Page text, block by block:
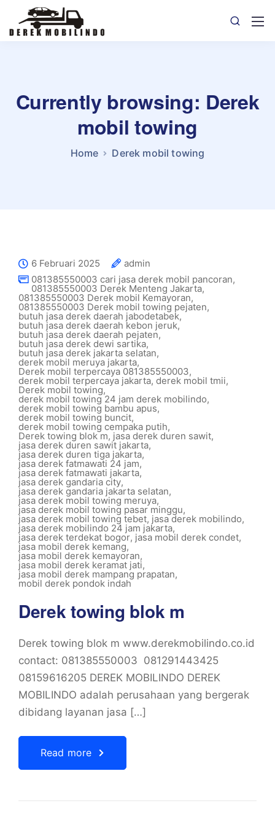
Currently browsing: Derek
mobil towing
Home Derek mobil towing
6 Februari 2025
admin
081385550003 cari jasa derek mobil pancoran,
081385550003 Derek Menteng Jakarta,
081385550003 Derek mobil Kemayoran,
081385550003 Derek mobil towing pejaten,
butuh jasa derek daerah jabodetabek,
butuh jasa derek daerah kebon jeruk,
butuh jasa derek daerah pejaten,
butuh jasa derek dewi sartika,
butuh jasa derek jakarta selatan,
derek mobil meruya jakarta,
Derek mobil terpercaya 081385550003,
derek mobil terpercaya jakarta, derek mobil tmii,
Derek mobil towing,
derek mobil towing 24 jam derek mobilindo,
derek mobil towing bambu apus,
derek mobil towing buncit,
derek mobil towing cempaka putih,
Derek towing blok m, jasa derek duren sawit,
jasa derek duren sawit jakarta,
jasa derek duren tiga jakarta,
jasa derek fatmawati 24 jam,
jasa derek fatmawati jakarta,
jasa derek gandaria city,
jasa derek gandaria jakarta selatan,
jasa derek mobil towing meruya,
jasa derek mobil towing pasar minggu,
jasa derek mobil towing tebet, jasa derek mobilindo,
jasa derek mobilindo 24 jam jakarta,
jasa derek terdekat bogor, jasa mobil derek condet,
jasa mobil derek kemang,
jasa mobil derek kemayoran,
jasa mobil derek keramat jati,
jasa mobil derek mampang prapatan,
mobil derek pondok indah
Derek towing blok m
Derek towing blok m www.derekmobilindo.co.id
contact: 081385550003 081291443425
08159616205 DEREK MOBILINDO DEREK
MOBILINDO adalah perusahaan yang bergerak
dibidang layanan jasa […]
Read more